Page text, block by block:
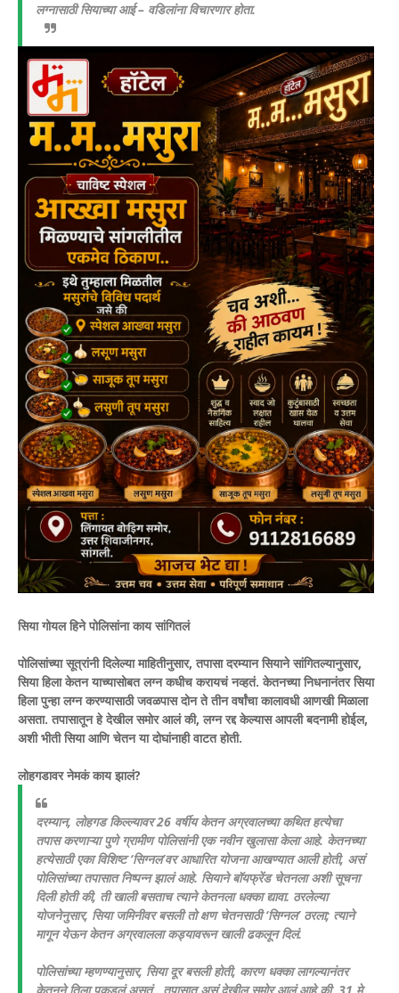
लग्नासाठी सियाच्या आई – वडिलांना विचारणार होता.
सिया गोयल हिने पोलिसांना काय सांगितलं
पोलिसांच्या सूत्रांनी दिलेल्या माहितीनुसार, तपासा दरम्यान सियाने सांगितल्यानुसार,
सिया हिला केतन याच्यासोबत लग्न कधीच करायचं नव्हतं. केतनच्या निधनानंतर सिया
हिला पुन्हा लग्न करण्यासाठी जवळपास दोन ते तीन वर्षांचा कालावधी आणखी मिळाला
असता. तपासातून हे देखील समोर आलं की, लग्न रद्द केल्यास आपली बदनामी होईल,
अशी भीती सिया आणि चेतन या दोघांनाही वाटत होती.
लोहगडावर नेमकं काय झालं?
दरम्यान, लोहगड किल्ल्यावर 26 वर्षीय केतन अग्रवालच्या कथित हत्येचा
तपास करणाऱ्या पुणे ग्रामीण पोलिसांनी एक नवीन खुलासा केला आहे. केतनच्या
हत्येसाठी एका विशिष्ट ‘सिग्नल’वर आधारित योजना आखण्यात आली होती, असं
पोलिसांच्या तपासात निष्पन्न झालं आहे. सियाने बॉयफ्रेंड चेतनला अशी सूचना
दिली होती की, ती खाली बसताच त्याने केतनला धक्का द्यावा. ठरलेल्या
योजनेनुसार, सिया जमिनीवर बसली तो क्षण चेतनसाठी ‘सिग्नल’ ठरला; त्याने
मागून येऊन केतन अग्रवालला कड्यावरून खाली ढकलून दिलं.
पोलिसांच्या म्हणण्यानुसार, सिया दूर बसली होती, कारण धक्का लागल्यानंतर